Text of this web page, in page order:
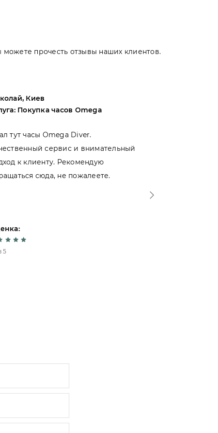
можете прочесть отзывы наших клиентов.
Киев
Покупка часов Omega
тут часы Omega Diver.
сервис и внимательный
к клиенту. Рекомендую
сюда, не пожалеете.
5